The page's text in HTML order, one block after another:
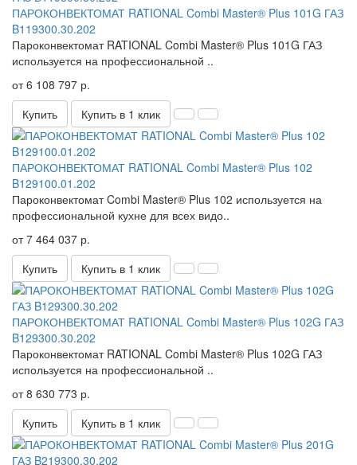
ПАРОКОНВЕКТОМАТ RATIONAL Combi Master® Plus 101G ГАЗ
B119300.30.202
Пароконвектомат RATIONAL Combi Master® Plus 101G ГАЗ
используется на профессиональной ..
от 6 108 797 р.
Купить
Купить в 1 клик
ПАРОКОНВЕКТОМАТ RATIONAL Combi Master® Plus 102
B129100.01.202
Пароконвектомат Combi Master® Plus 102 используется на
профессиональной кухне для всех видо..
от 7 464 037 р.
Купить
Купить в 1 клик
ПАРОКОНВЕКТОМАТ RATIONAL Combi Master® Plus 102G ГАЗ
B129300.30.202
Пароконвектомат RATIONAL Combi Master® Plus 102G ГАЗ
используется на профессиональной ..
от 8 630 773 р.
Купить
Купить в 1 клик